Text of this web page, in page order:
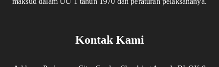
Kontak Kami